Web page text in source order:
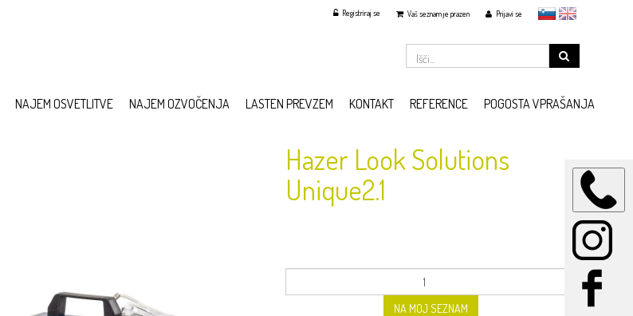
slovensko
EnglishPrijavi se
Vaš seznam je prazen
Registriraj se
NAJEM OSVETLITVE NAJEM OZVOČENJA LASTEN PREVZEM KONTAKT REFERENCE POGOSTA VPRAŠANJA
Hazer Look Solutions
Unique2.1
NA MOJ SEZNAM